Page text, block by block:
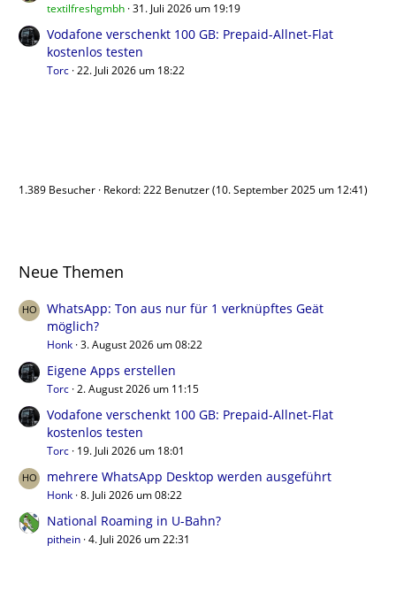
textilfreshgmbh 31. Juli 2026 um 19:19
Vodafone verschenkt 100 GB: Prepaid-Allnet-Flat
kostenlos testen
Torc 22. Juli 2026 um 18:22
1.389 Besucher Rekord: 222 Benutzer (10. September 2025 um 12:41)
Neue Themen
WhatsApp: Ton aus nur für 1 verknüpftes Geät
möglich?
Honk 3. August 2026 um 08:22
Eigene Apps erstellen
Torc 2. August 2026 um 11:15
Vodafone verschenkt 100 GB: Prepaid-Allnet-Flat
kostenlos testen
Torc 19. Juli 2026 um 18:01
mehrere WhatsApp Desktop werden ausgeführt
Honk 8. Juli 2026 um 08:22
National Roaming in U-Bahn?
pithein 4. Juli 2026 um 22:31